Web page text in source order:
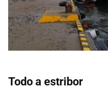
Todo a estribor